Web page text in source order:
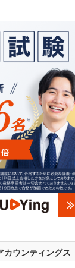
カウンティングス